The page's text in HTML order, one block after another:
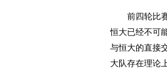
前四轮比赛
恒大已经不可
与恒大的直接
大队存在理论